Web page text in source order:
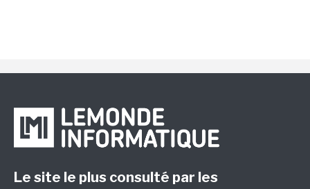
Le site le plus consulté par les